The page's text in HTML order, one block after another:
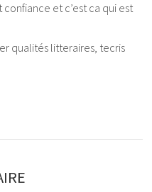
et c’est ca qui est
qualités litteraires, tecris